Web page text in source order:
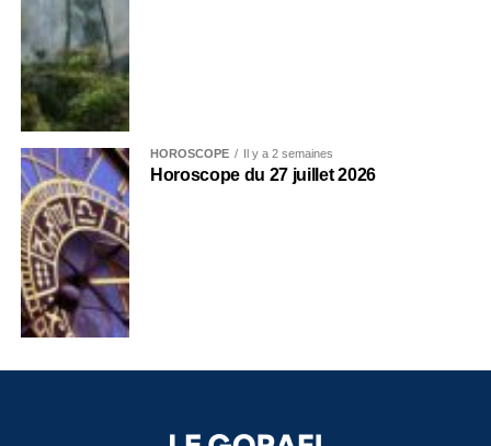
HOROSCOPE Il y a 2 semaines
Horoscope du 27 juillet 2026